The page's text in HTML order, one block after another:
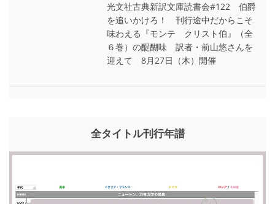
光文社古典新訳文庫読書会#122 伯爵
を追いかけろ！ 刊行途中だからこそ
味わえる『モンテ゠クリスト伯』（全
６巻）の醍醐味 訳者・前山悠さんを
迎えて 8月27日（木）開催
全タイトル刊行年譜